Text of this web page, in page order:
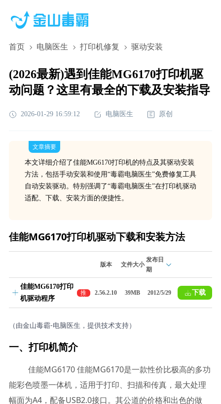
首页 电脑医生 打印机修复 驱动安装
(2026最新)遇到佳能MG6170打印机驱
动问题？这里有最全的下载及安装指导
2026-01-29 16:59:12 电脑医生 原创
文章摘要
本文详细介绍了佳能MG6170打印机的特点及其驱动安装
方法，包括手动安装和使用“毒霸电脑医生”免费修复工具
自动安装驱动。特别强调了“毒霸电脑医生”在打印机驱动
适配、下载、安装方面的便捷性。
佳能MG6170打印机驱动下载和安装方法
版本 文件大小
发布日
期
佳能MG6170打印
机驱动程序
推
荐
2.56.2.10 39MB 2012/5/29 下载
（由金山毒霸-电脑医生，提供技术支持）
一、打印机简介
佳能MG6170 佳能MG6170是一款性价比极高的多功
能彩色喷墨一体机，适用于打印、扫描和传真，最大处理
幅面为A4，配备USB2.0接口。其公道的价格和出色的做